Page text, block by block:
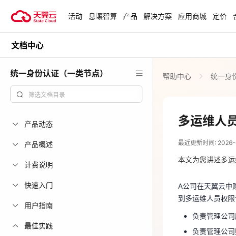
试用，产品折扣等，助您降本增
安全隔离版
企业出海解决
助力您的业务扬帆
爆款云主机全场
活动 息壤智算 产品 解决方案 应用商城 定价
文档中心
统一身份认证（一类节点）
产品动态
产品概述
计费说明
快速入门
用户指南
最佳实践
帮助中心 统一身
多运维人
最近更新时间:
2026-02-04
A公司在天翼云中
到多运维人员权
负责管理公
负责网络域
本文为您讲述多运
A公司在天翼云中
到多运维人员权
负责管理公司
负责管理公司